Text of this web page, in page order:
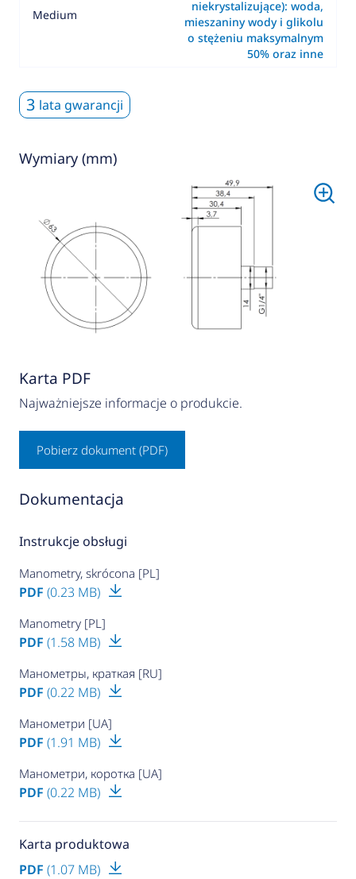
Medium
niekrystalizujące): woda,
mieszaniny wody i glikolu
o stężeniu maksymalnym
50% oraz inne
3 lata gwarancji
Wymiary (mm)
Karta PDF
Najważniejsze informacje o produkcie.
Pobierz dokument (PDF)
Dokumentacja
Instrukcje obsługi
Manometry, skrócona [PL]
PDF (0.23 MB)
Manometry [PL]
PDF (1.58 MB)
Манометры, краткая [RU]
PDF (0.22 MB)
Манометри [UA]
PDF (1.91 MB)
Манометри, коротка [UA]
PDF (0.22 MB)
Karta produktowa
PDF (1.07 MB)